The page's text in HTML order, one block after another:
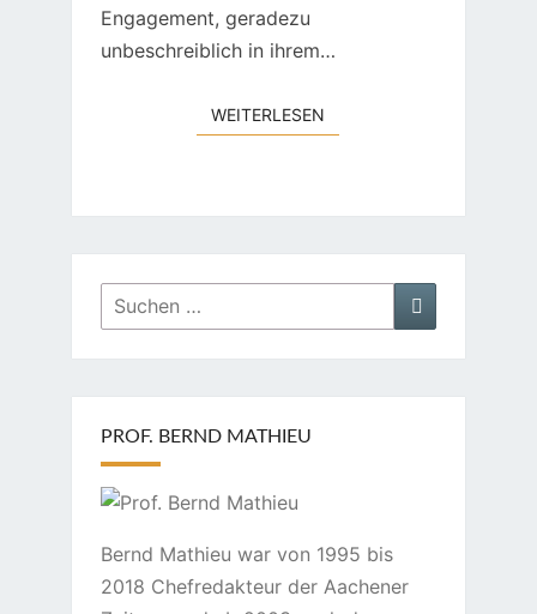
Engagement, geradezu
unbeschreiblich in ihrem…
WEITERLESEN
Suchen
nach:
Suchen
PROF. BERND MATHIEU
Bernd Mathieu war von 1995 bis
2018 Chefredakteur der Aachener